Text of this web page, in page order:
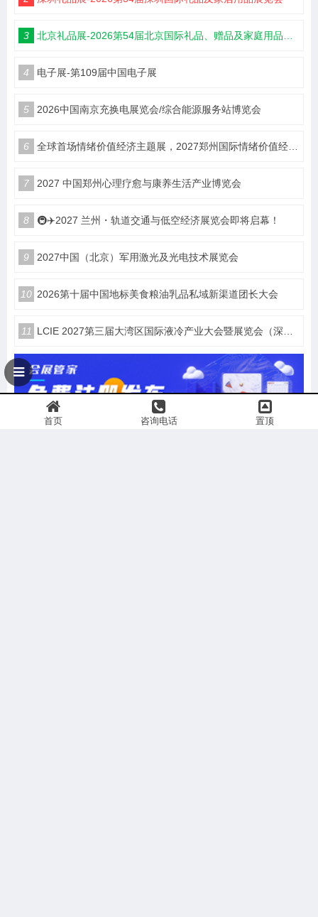
3 北京礼品展-2026第54届北京国际礼品、赠品及家庭用品展览会
4 电子展-第109届中国电子展
5 2026中国南京充换电展览会/综合能源服务站博览会
6 全球首场情绪价值经济主题展，2027郑州国际情绪价值经济博览会
7 2027 中国郑州心理疗愈与康养生活产业博览会
8 🚇✈️2027 兰州・轨道交通与低空经济展览会即将启幕！
9 2027中国（北京）军用激光及光电技术展览会
10 2026第十届中国地标美食粮油乳品私域新渠道团长大会
11 LCIE 2027第三届大湾区国际液冷产业大会暨展览会（深圳）
首页 咨询电话 置顶